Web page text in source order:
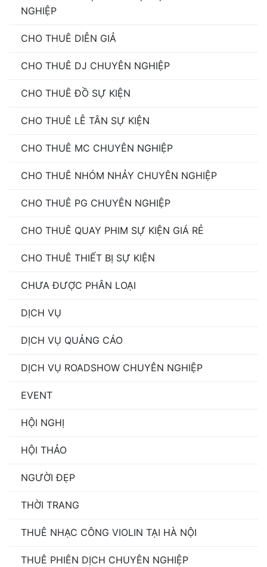
NGHIỆP
CHO THUÊ DIỄN GIẢ
CHO THUÊ DJ CHUYÊN NGHIỆP
CHO THUÊ ĐỒ SỰ KIỆN
CHO THUÊ LỄ TÂN SỰ KIỆN
CHO THUÊ MC CHUYÊN NGHIỆP
CHO THUÊ NHÓM NHẢY CHUYÊN NGHIỆP
CHO THUÊ PG CHUYÊN NGHIỆP
CHO THUÊ QUAY PHIM SỰ KIỆN GIÁ RẺ
CHO THUÊ THIẾT BỊ SỰ KIỆN
CHƯA ĐƯỢC PHÂN LOẠI
DỊCH VỤ
DỊCH VỤ QUẢNG CÁO
DỊCH VỤ ROADSHOW CHUYÊN NGHIỆP
EVENT
HỘI NGHỊ
HỘI THẢO
NGƯỜI ĐẸP
THỜI TRANG
THUÊ NHẠC CÔNG VIOLIN TẠI HÀ NỘI
THUÊ PHIÊN DỊCH CHUYÊN NGHIỆP